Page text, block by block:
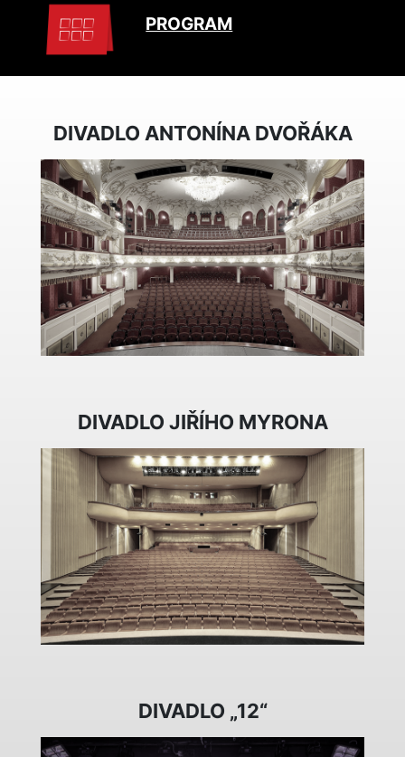
PROGRAM
DIVADLO ANTONÍNA DVOŘÁKA
DIVADLO JIŘÍHO MYRONA
DIVADLO „12“